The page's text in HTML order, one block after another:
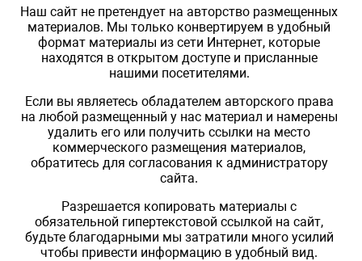
Наш сайт не претендует на авторство размещенных
материалов. Мы только конвертируем в удобный
формат материалы из сети Интернет, которые
находятся в открытом доступе и присланные
нашими посетителями.
Если вы являетесь обладателем авторского права
на любой размещенный у нас материал и намерены
удалить его или получить ссылки на место
коммерческого размещения материалов,
обратитесь для согласования к администратору
сайта.
Разрешается копировать материалы с
обязательной гипертекстовой ссылкой на сайт,
будьте благодарными мы затратили много усилий
чтобы привести информацию в удобный вид.